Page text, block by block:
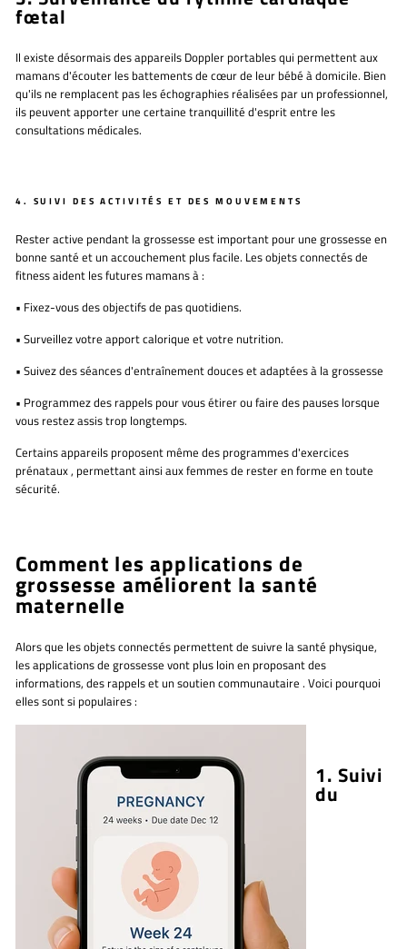
fœtal
Il existe désormaisdes appareils Doppler portablesqui permettent aux
mamans d'écouter les battements de cœur de leur bébé à domicile. Bien
qu'ils ne remplacent pas les échographies réalisées par un professionnel,
ils peuvent apporter une certaine tranquillité d'esprit entre les
consultations médicales.
4. SUIVI DES ACTIVITÉS ET DES MOUVEMENTS
Rester active pendant la grossesse est important pour une grossesse en
bonne santé et un accouchement plus facile. Les objets connectés de
fitness aident les futures mamans à :
• Fixez-vous des objectifs de pas quotidiens.
• Surveillez votre apport calorique et votre nutrition.
• Suivez des séances d'entraînement douces et adaptées à la grossesse
• Programmez des rappels pour vous étirer ou faire des pauses lorsque
vous restez assis trop longtemps.
Certains appareils proposent même des programmes d'exercices
prénataux, permettant ainsi aux femmes de rester en forme en toute
sécurité.
Comment les applications de
grossesse améliorent la santé
maternelle
Alors que les objets connectés permettent de suivre la santé physique,
les applications de grossesse vont plus loin en proposantdes
informations, des rappels et un soutien communautaire . Voici pourquoi
elles sont si populaires :
1. Suivi
du